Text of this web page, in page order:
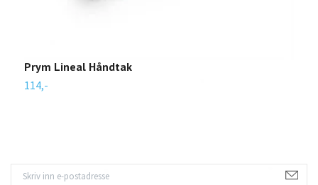
Prym Lineal Håndtak
114,-